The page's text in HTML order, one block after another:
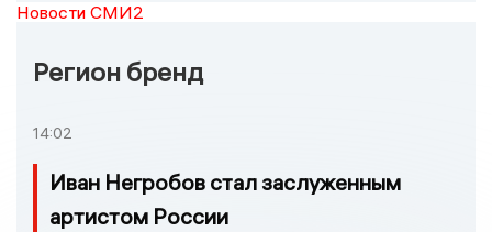
Новости СМИ2
Регион бренд
14:02
Иван Негробов стал заслуженным
артистом России